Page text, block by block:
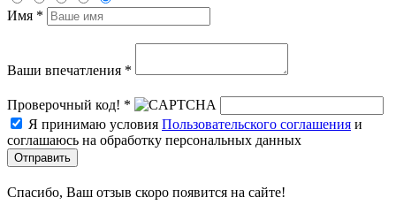
Имя *
Ваши впечатления *
Проверочный код! *
Я принимаю условия Пользовательского соглашения и
соглашаюсь на обработку персональных данных
Отправить
Спасибо, Ваш отзыв скоро появится на сайте!